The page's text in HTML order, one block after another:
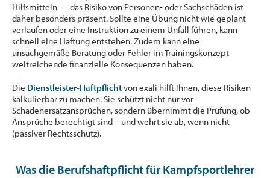
Hilfsmitteln — das Risiko von Personen- oder Sachschäden ist
daher besonders präsent. Sollte eine Übung nicht wie geplant
verlaufen oder eine Instruktion zu einem Unfall führen, kann
schnell eine Haftung entstehen. Zudem kann eine
unsachgemäße Beratung oder Fehler im Trainingskonzept
weitreichende finanzielle Konsequenzen haben.
Die Dienstleister-Haftpflichtvon exali hilft Ihnen, diese Risiken
kalkulierbar zu machen. Sie schützt nicht nur vor
Schadenersatzansprüchen, sondern übernimmt die Prüfung, ob
Ansprüche berechtigt sind – und wehrt sie ab, wenn nicht
(passiver Rechtsschutz).
Was die Berufshaftpflicht für Kampfsportlehrer